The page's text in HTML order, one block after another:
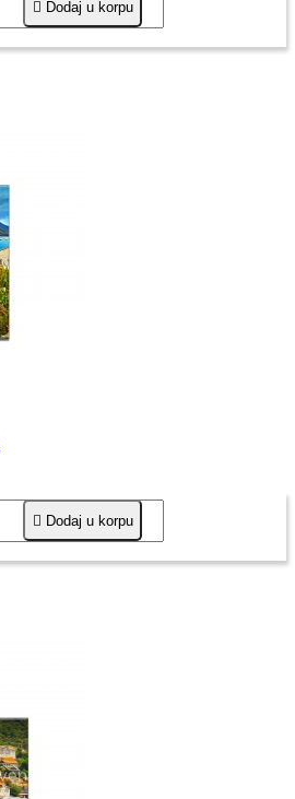
 Dodaj u korpu
 Dodaj u korpu